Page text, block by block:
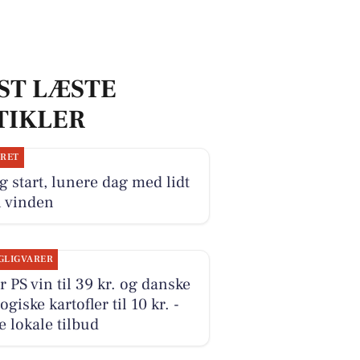
LÆSTE
start, lunere dag med lidt
vinden
PS vin til 39 kr. og danske
kartofler til 10 kr. -
lokale tilbud